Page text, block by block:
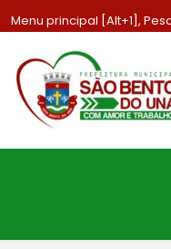
Menu principal [Alt+1],